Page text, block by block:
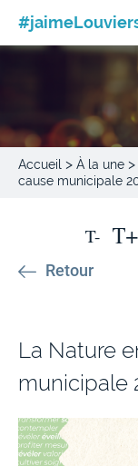
Accueil > À la une >
cause municipale
Retour
La Nature
municipale